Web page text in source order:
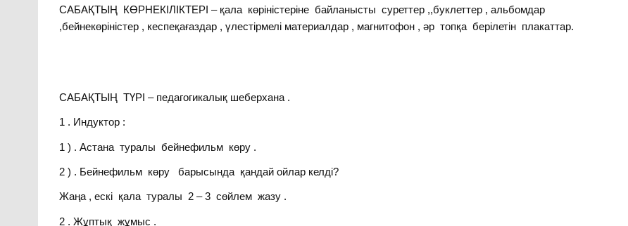
САБАҚТЫҢ КӨРНЕКІЛІКТЕРІ – қала көріністеріне байланысты суреттер ,,буклеттер , альбомдар
,бейнекөріністер , кеспеқағаздар , үлестірмелі материалдар , магнитофон , әр топқа берілетін плакаттар.
САБАҚТЫҢ ТҮРІ – педагогикалық шеберхана .
1 . Индуктор :
1 ) . Астана туралы бейнефильм көру .
2 ) . Бейнефильм көру барысында қандай ойлар келді?
Жаңа , ескі қала туралы 2 – 3 сөйлем жазу .
2 . Жұптық жұмыс .